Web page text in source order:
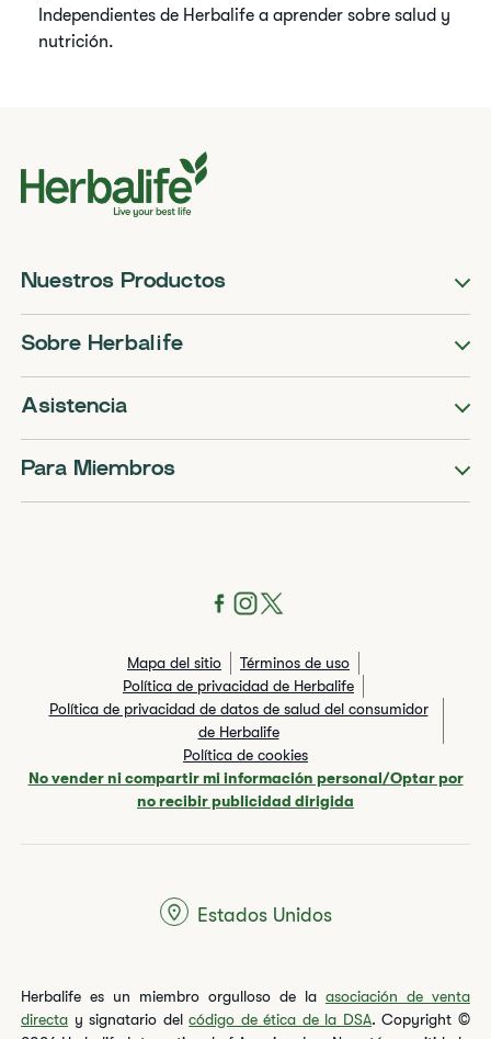
Independientes de Herbalife a aprender sobre salud y
nutrición.
Nuestros Productos
Sobre Herbalife
Asistencia
Para Miembros
Mapa del sitio
Términos de uso
Política de privacidad de Herbalife
Política de privacidad de datos de salud del consumidor
de Herbalife
Política de cookies
No vender ni compartir mi información personal/Optar por
no recibir publicidad dirigida
Herbalife es un miembro orgulloso de la asociación de venta
directa y signatario delcódigo de ética de la DSA. Copyright ©
Estados Unidos